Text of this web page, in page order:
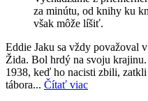
za minútu, od knihy ku
však môže líšiť.
Eddie Jaku sa vždy považoval
Žida. Bol hrdý na svoju
1938, keď ho nacisti zbili,
tábora... Čítať viac